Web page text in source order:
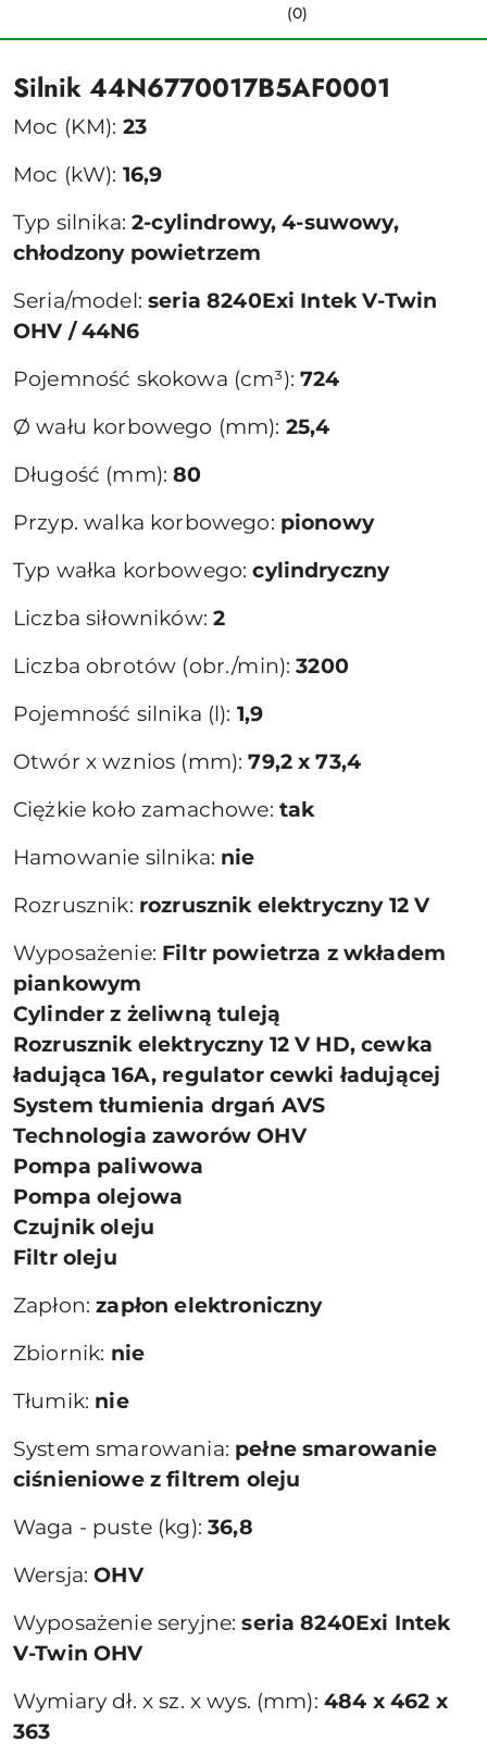
(0)
Silnik 44N6770017B5AF0001
Moc (KM): 23
Moc (kW): 16,9
Typ silnika:2-cylindrowy, 4-suwowy,
chłodzony powietrzem
Seria/model:seria 8240Exi Intek V-Twin
OHV / 44N6
Pojemność skokowa (cm³): 724
Ø wału korbowego (mm): 25,4
Długość (mm):80
Przyp. walka korbowego: pionowy
Typ wałka korbowego:cylindryczny
Liczba siłowników:2
Liczba obrotów (obr./min):3200
Pojemność silnika (l): 1,9
Otwór x wznios (mm):79,2 x 73,4
Ciężkie koło zamachowe: tak
Hamowanie silnika: nie
Rozrusznik: rozrusznik elektryczny 12 V
Wyposażenie: Filtr powietrza z wkładem
piankowym
Cylinder z żeliwną tuleją
Rozrusznik elektryczny 12 V HD, cewka
ładująca 16A, regulator cewki ładującej
System tłumienia drgań AVS
Technologia zaworów OHV
Pompa paliwowa
Pompa olejowa
Czujnik oleju
Filtr oleju
Zapłon:zapłon elektroniczny
Zbiornik: nie
Tłumik: nie
System smarowania: pełne smarowanie
ciśnieniowe z filtrem oleju
Waga - puste (kg):36,8
Wersja:OHV
Wyposażenie seryjne:seria 8240Exi Intek
V-Twin OHV
Wymiary dł. x sz. x wys. (mm): 484 x 462 x
363